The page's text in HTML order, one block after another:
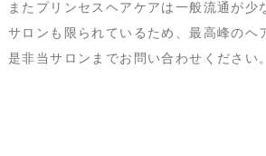
またプリンセスヘアケアは一般流通が少
サロンも限られているため、最高峰のヘ
是非当サロンまでお問い合わせください。